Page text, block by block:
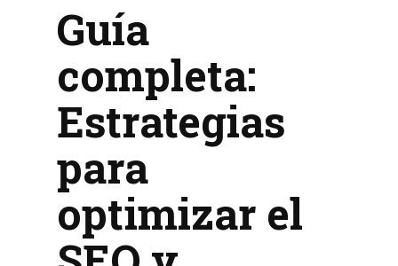
Guía
completa:
Estrategias
para
optimizar el